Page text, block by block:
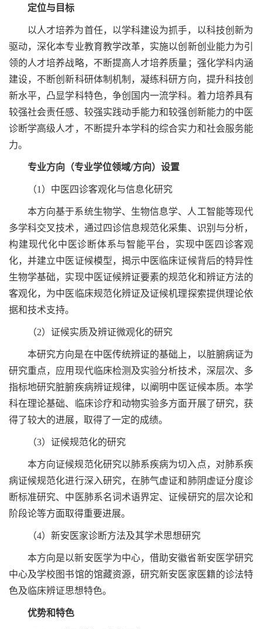
定位与目标
以人才培养为首任，以学科建设为抓手，以科技创新为
驱动，深化本专业教育教学改革，实施以创新创业能力为引
领的人才培养战略，不断提高人才培养质量；强化学科内涵
建设，不断创新科研体制机制，凝练科研方向，提升科技创
新水平，凸显学科特色，争创国内一流学科。着力培养具有
较强社会责任感、较强实践动手能力和较强创新能力的中医
诊断学高级人才，不断提升本学科的综合实力和社会服务能
力。
专业方向（专业学位领域/方向）设置
（1）中医四诊客观化与信息化研究
本方向基于系统生物学、生物信息学、人工智能等现代
多学科交叉技术，通过四诊信息规范化采集、识别与分析，
构建现代化中医诊断体系与智能平台，实现中医四诊客观
化，并建立中医证候模型，揭示中医临床证候背后的特异性
生物学基础，实现中医证候辨证要素的规范化和辨证方法的
客观化，为中医临床规范化辨证及证候机理探索提供理论依
据和技术支持。
（2）证候实质及辨证微观化的研究
本研究方向是在中医传统辨证的基础上，以脏腑病证为
研究重点，应用现代临床检测及实验分析技术，深层次、多
指标地研究脏腑疾病辨证规律，以阐明中医证候本质。本学
科在理论基础、临床诊疗和动物实验多方面开展了研究，获
得了较大的进展，取得了一定的成绩。
（3）证候规范化的研究
本方向证候规范化研究以肺系疾病为切入点，对肺系疾
病证候规范化进行深入研究，在肺气虚证和肺阴虚证分度诊
断标准研究、中医肺系名词术语界定、证候研究的层次论和
阶段论等方面取得重要进展。
（4）新安医家诊断方法及其学术思想研究
本方向是以新安医学为中心，借助安徽省新安医学研究
中心及学校图书馆的馆藏资源，研究新安医家医籍的诊法特
色及临床辨证思想特色。
优势和特色